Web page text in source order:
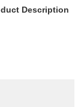
Description